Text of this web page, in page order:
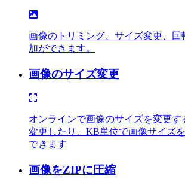
画像のトリミング、サイズ変更、回
加ができます。
画像のサイズ変更
オンラインで画像のサイズを変更す
変更したり、KB単位で画像サイズ
できます
画像をZIPに圧縮